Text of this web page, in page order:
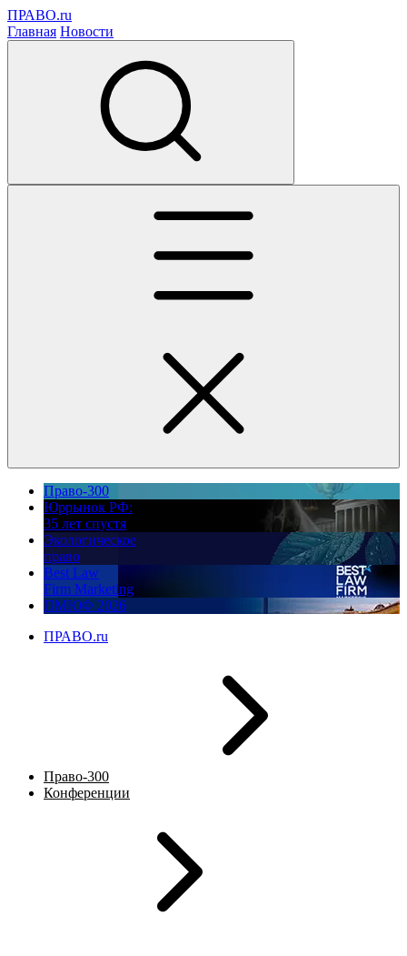
ПРАВО.ru
Главная Новости
Право-300
Юррынок РФ:
35 лет спустя
Экологическое
право
Best Law
Firm Marketing
ПМЮФ 2026
ПРАВО.ru
Право-300
Конференции